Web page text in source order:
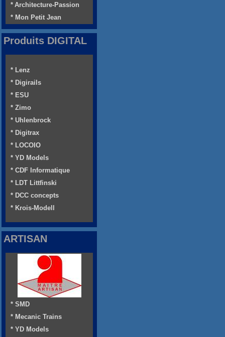
* Architecture-Passion
* Mon Petit Jean
Produits DIGITAL
* Lenz
* Digirails
* ESU
* Zimo
* Uhlenbrock
* Digitrax
* LOCOIO
* YD Models
* CDF Informatique
* LDT Littfinski
* DCC concepts
* Krois-Modell
ARTISAN
* SMD
* Mecanic Trains
* YD Models